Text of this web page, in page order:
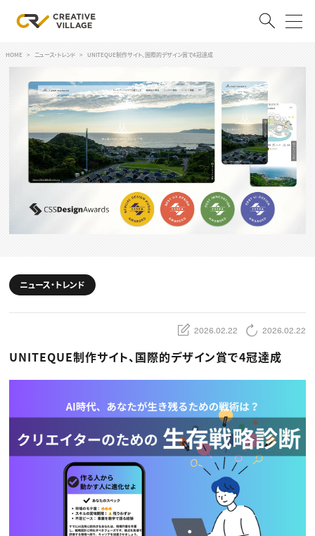
ログイン 会員登録
RECRUIT
クリエイター求人を探す
CREATIVE JOB求人検索
特集求人
採用説明会
スキルアップしたい！ トップ
デザイン
動画配信・映像制作
ディレクション
業界解説・キャリア事情
TOP Creator’s コラム
ゲームクリエイター
映像クリエイター
マーケッター
C＆R Magazine
ニュース・トレンド
映像
広告
出版
CREATIVE VILLAGEからのお知らせ
プロフェッショナル×つながる×メディア
HOME ニュース・トレンド UNITEQUE制作サイト、国際的デザイン賞で4冠達成
ニュース・トレンド
2026.02.22 2026.02.22
UNITEQUE制作サイト、国際的デザイン賞で4冠達成